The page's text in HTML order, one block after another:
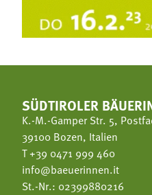
SÜDTIROLER
K.-M.-Gamper Str. 5,
39100 Bozen, Italien
T+39 0471 999 460
info@baeuerinnen.it
St.-Nr.: 02399880216